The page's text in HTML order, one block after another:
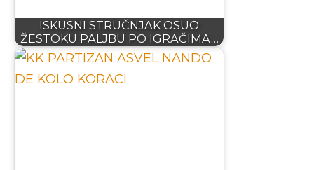
ISKUSNI STRUČNJAK OSUO
ŽESTOKU PALJBU PO IGRAČIMA…